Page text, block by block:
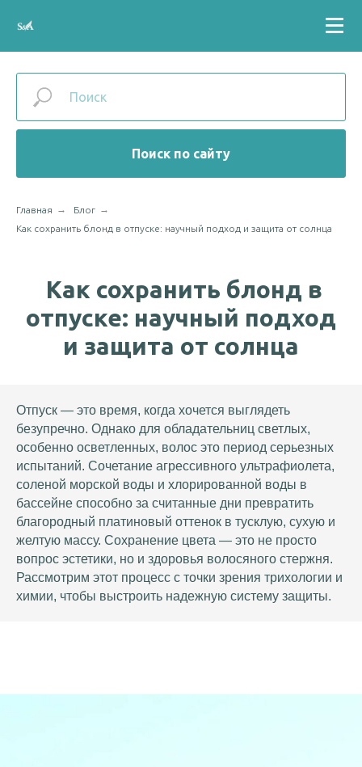
Поиск по сайту
Главная → Блог →
Как сохранить блонд в отпуске: научный подход и защита от солнца
Как сохранить блонд в
отпуске: научный подход
и защита от солнца
Отпуск — это время, когда хочется выглядеть
безупречно. Однако для обладательниц светлых,
особенно осветленных, волос это период серьезных
испытаний. Сочетание агрессивного ультрафиолета,
соленой морской воды и хлорированной воды в
бассейне способно за считанные дни превратить
благородный платиновый оттенок в тусклую, сухую и
желтую массу. Сохранение цвета — это не просто
вопрос эстетики, но и здоровья волосяного стержня.
Рассмотрим этот процесс с точки зрения трихологии и
химии, чтобы выстроить надежную систему защиты.